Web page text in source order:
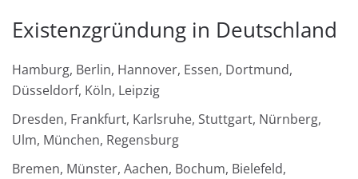
Existenzgründung in Deutschland
Hamburg, Berlin, Hannover, Essen, Dortmund,
Düsseldorf, Köln, Leipzig
Dresden, Frankfurt, Karlsruhe, Stuttgart, Nürnberg,
Ulm, München, Regensburg
Bremen, Münster, Aachen, Bochum, Bielefeld,